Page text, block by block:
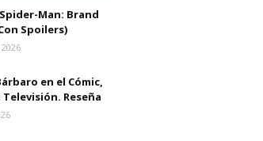
Man: Brand
Spoilers)
en el Cómic,
Televisión. Reseña